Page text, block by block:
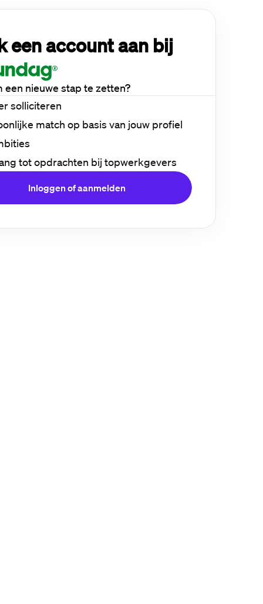
een account aan bij
een nieuwe stap te zetten?
solliciteren
match op basis van jouw profiel
tot opdrachten bij topwerkgevers
Inloggen of aanmelden